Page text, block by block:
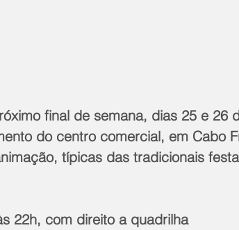
final de semana, dias 25 e 26
do centro comercial, em Cabo
típicas das tradicionais
22h, com direito a quadrilha